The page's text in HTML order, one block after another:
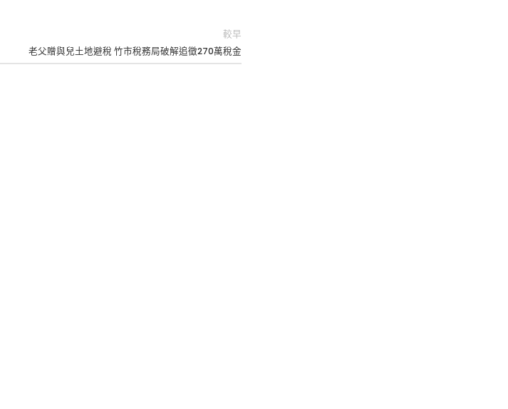
較早
老父贈與兒土地避稅 竹市稅務局破解追徵270萬稅金